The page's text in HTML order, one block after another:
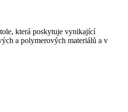
která poskytuje vynikající
a polymerových materiálů a v